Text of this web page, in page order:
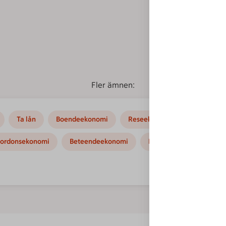
Fler ämnen:
Ta lån Boendeekonomi Reseekonomi
Beteendeekonomi Kampanjer